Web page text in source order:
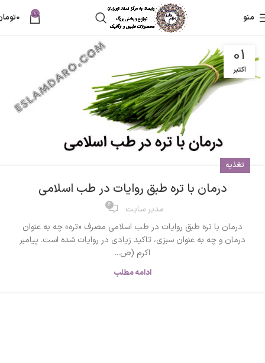
منو 0
0
01
اکتبر
تغذیه
درمان با تره طبق روایات در طب اسلامی
مدیر سایت 6
درمان با تره طبق روایات در طب اسلامی مصرف «تره» چه به عنوان
درمان و چه به عنوان سبزی، تاکید زیادی در روایات شده است. پیامبر
اکرم (ص...
ادامه مطلب